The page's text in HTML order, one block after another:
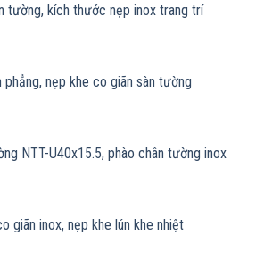
tường, kích thước nẹp inox trang trí
phẳng, nẹp khe co giãn sàn tường
NTT-U40x15.5, phào chân tường inox
giãn inox, nẹp khe lún khe nhiệt